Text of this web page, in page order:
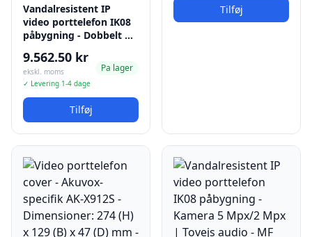
Vandalresistent IP
video porttelefon IK08
påbygning - Dobbelt …
9.562.50 kr
ekskl. moms
✓ Levering 1-4 dage
Pa lager
Tilføj
Tilføj